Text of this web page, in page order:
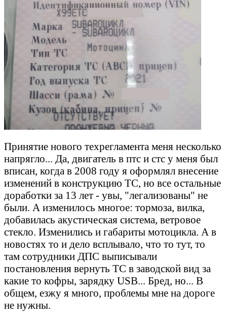
Принятие нового техрегламента меня несколько
напрягло... Да, двигатель в птс и стс у меня был
вписан, когда в 2008 году я оформлял внесение
изменений в конструкцию ТС, но все остальные
доработки за 13 лет - увы, "легализованы" не
были. А изменилось многое: тормоза, вилка,
добавилась акустическая система, ветровое
стекло. Изменились и габариты мотоцикла. А в
новостях то и дело всплывало, что то тут, то
там сотрудники ДПС выписывали
постановления вернуть ТС в заводской вид за
какие то кофры, зарядку USB... Бред, но... В
общем, езжу я много, проблемы мне на дороге
не нужны.